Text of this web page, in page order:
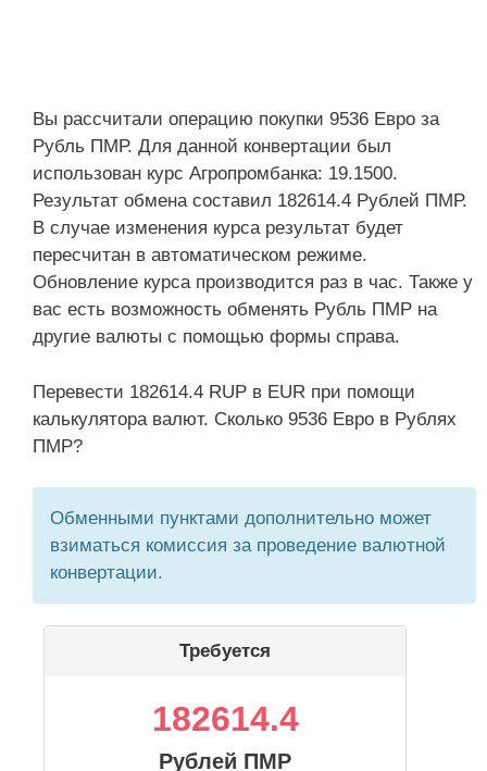
Вы рассчитали операцию покупки 9536 Евро за
Рубль ПМР. Для данной конвертации был
использован курс Агропромбанка: 19.1500.
Результат обмена составил 182614.4 Рублей ПМР.
В случае изменения курса результат будет
пересчитан в автоматическом режиме.
Обновление курса производится раз в час. Также у
вас есть возможность обменять Рубль ПМР на
другие валюты с помощью формы справа.
Перевести 182614.4 RUP в EUR при помощи
калькулятора валют. Сколько 9536 Евро в Рублях
ПМР?
Обменными пунктами дополнительно может
взиматься комиссия за проведение валютной
конвертации.
Требуется
182614.4
Рублей ПМР